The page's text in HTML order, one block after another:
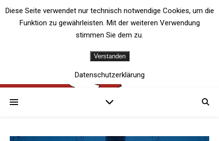
Diese Seite verwendet nur technisch notwendige Cookies, um die
Funktion zu gewährleisten. Mit der weiteren Verwendung
stimmen Sie dem zu.
Verstanden
Datenschutzerklärung